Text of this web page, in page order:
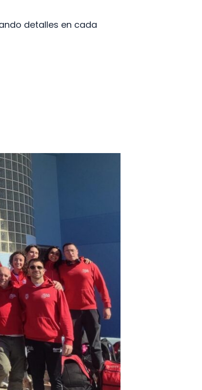
detalles en cada